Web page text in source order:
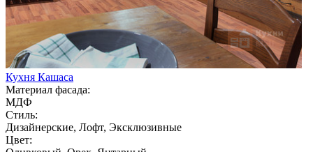
Кухня Кашаса
Материал фасада:
МДФ
Стиль:
Дизайнерские, Лофт, Эксклюзивные
Цвет: